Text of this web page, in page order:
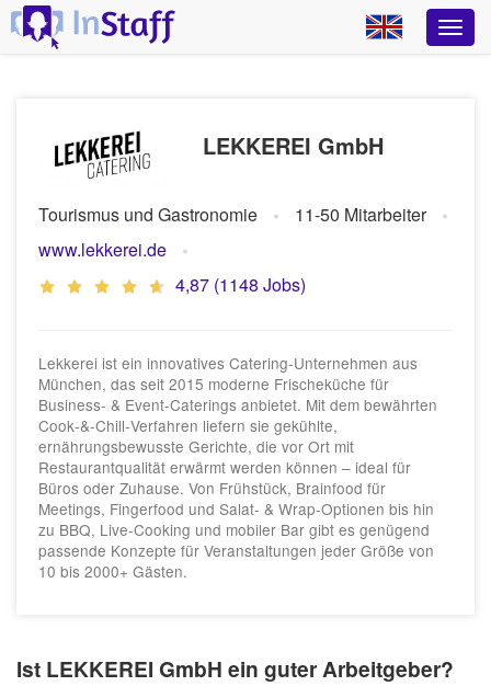
LEKKEREI GmbH
Tourismus und Gastronomie
11-50 Mitarbeiter
www.lekkerei.de
4,87 (1148 Jobs)
Lekkerei ist ein innovatives Catering-Unternehmen aus
München, das seit 2015 moderne Frischeküche für
Business- & Event-Caterings anbietet. Mit dem bewährten
Cook‑&‑Chill‑Verfahren liefern sie gekühlte,
ernährungsbewusste Gerichte, die vor Ort mit
Restaurantqualität erwärmt werden können – ideal für
Büros oder Zuhause. Von Frühstück, Brainfood für
Meetings, Fingerfood und Salat‑ & Wrap‑Optionen bis hin
zu BBQ, Live-Cooking und mobiler Bar gibt es genügend
passende Konzepte für Veranstaltungen jeder Größe von
10 bis 2000+ Gästen.
Ist LEKKEREI GmbH ein guter Arbeitgeber?